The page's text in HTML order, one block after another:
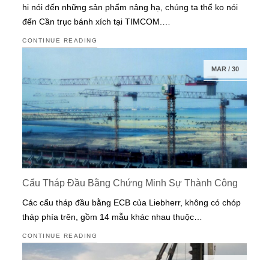
hi nói đến những sản phẩm nâng hạ, chúng ta thể ko nói
đến Cần trục bánh xích tại TIMCOM.…
CONTINUE READING
MAR/ 30
Cẩu Tháp Đầu Bằng Chứng Minh Sự Thành Công
Các cẩu tháp đầu bằng ECB của Liebherr, không có chóp
tháp phía trên, gồm 14 mẫu khác nhau thuộc…
CONTINUE READING